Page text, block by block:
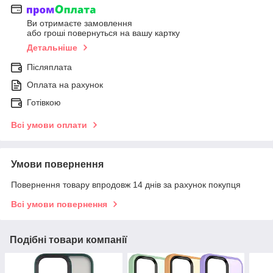
Ви отримаєте замовлення
або гроші повернуться на вашу картку
Детальніше
Післяплата
Оплата на рахунок
Готівкою
Всі умови оплати
Умови повернення
Повернення товару впродовж 14 днів за рахунок покупця
Всі умови повернення
Подібні товари компанії